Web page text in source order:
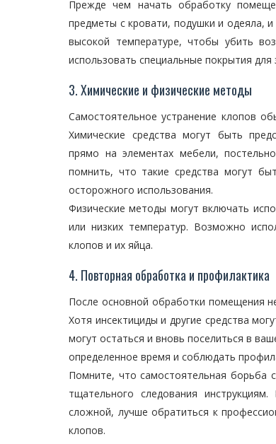
Прежде чем начать обработку
предметы с кровати, подушки и одеяла,
высокой температуре, чтобы убить
использовать специальные покрытия
3. Химические и физические методы
Самостоятельное устранение клопов
Химические средства могут быть
прямо на элементах мебели,
помнить, что такие средства могут
осторожного использования.
Физические методы могут включать
или низких температур. Возможно
клопов и их яйца.
4. Повторная обработка и профилактика
После основной обработки помещения
Хотя инсектициды и другие средства
могут остаться и вновь поселиться в
определенное время и соблюдать
Помните, что самостоятельная борьба
тщательного следования
сложной, лучше обратиться к
клопов.